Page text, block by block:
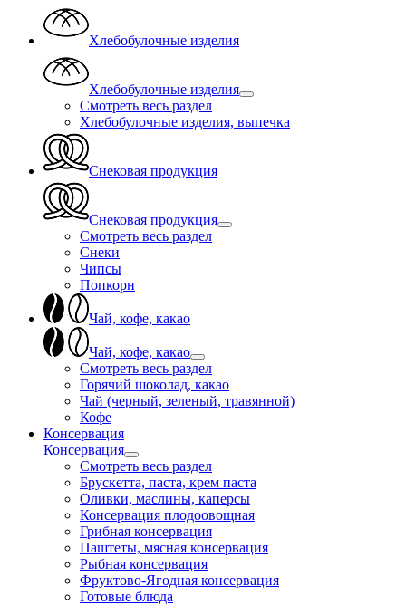
Хлебобулочные изделия
Хлебобулочные изделия
Смотреть весь раздел
Хлебобулочные изделия, выпечка
Снековая продукция
Снековая продукция
Смотреть весь раздел
Снеки
Чипсы
Попкорн
Чай, кофе, какао
Чай, кофе, какао
Смотреть весь раздел
Горячий шоколад, какао
Чай (черный, зеленый, травянной)
Кофе
Консервация
Консервация
Смотреть весь раздел
Брускетта, паста, крем паста
Оливки, маслины, каперсы
Консервация плодоовощная
Грибная консервация
Паштеты, мясная консервация
Рыбная консервация
Фруктово-Ягодная консервация
Готовые блюда